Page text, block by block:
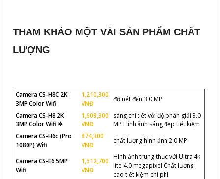
THAM KHẢO MỘT VÀI SẢN PHẨM CHẤT
LƯỢNG
Camera CS-H8C 2K
3MP Color Wifi
1,210,300
VNĐ
độ nét đến 3.0 MP
Camera CS-H8 2K
3MP Color Wifi ✲
1,609,300
VNĐ
sáng chi tiết với độ phân giải 3.0
MP Hình ảnh sáng đẹp tiết kiệm
Camera CS-H6c (Pro
1080P) Wifi
874,300
VNĐ
chất lượng hình ảnh 2.0 MP
Camera CS-E6 5MP
Wifi
1,512,700
VNĐ
Hình ảnh trung thực với Ultra 4k
lite 4.0 megapixel Chất lượng
cao tiết kiệm chi phí